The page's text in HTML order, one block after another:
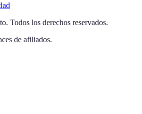
. Todos los derechos reservados.
de afiliados.